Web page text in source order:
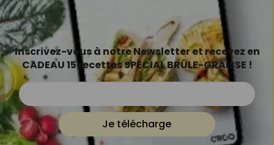
Inscrivez-vous à notre Newsletter et recevez en
CADEAU 15 recettes SPÉCIAL BRÛLE-GRAISSE !
Je télécharge